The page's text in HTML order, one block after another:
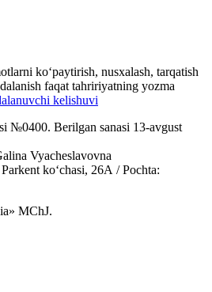
ko‘paytirish, nusxalash, tarqatish
faqat tahririyatning yozma
kelishuvi
№0400. Berilgan sanasi 13-avgust
Vyacheslavovna
ko‘chasi, 26А / Pochta:
MChJ.